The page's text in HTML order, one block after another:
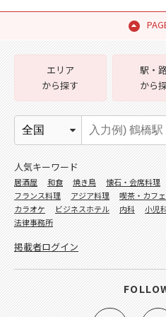
エリア
から探す
駅・
から
人気キーワード
居酒屋 和食 焼き鳥 懐石・会席料理
フランス料理
アジア料理 喫茶・カフェ
カラオケ
ビジネスホテル 内科 小児
法律事務所
掲載者ログイン